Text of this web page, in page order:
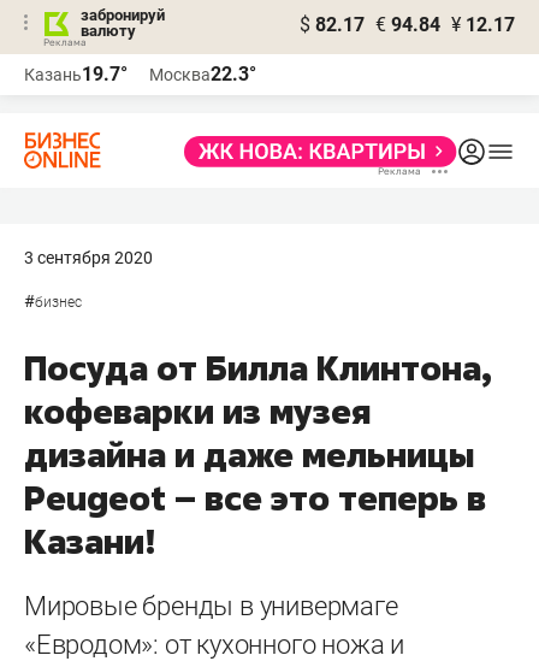
забронируй
валюту
$ 82.17 € 94.84 ¥ 12.17
Казань19.7° Москва22.3°
3 сентября 2020
#бизнес
Посуда от Билла Клинтона,
кофеварки из музея
дизайна и даже мельницы
Peugeot – все это теперь в
Казани!
Мировые бренды в универмаге
«Евродом»: от кухонного ножа и